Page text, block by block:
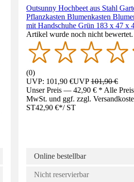
Outsunny Hochbeet aus Stahl
Pflanzkasten Blumenkasten
mit Handschuhe Grün 183 x 47 x
Artikel wurde noch nicht bewertet.
(0)
UVP: 101,90 €UVP101,90 €
Unser Preis — 42,90 € * Alle
MwSt. und ggf. zzgl.
ST42,90 €*/ ST
Online bestellbar
Nicht reservierbar